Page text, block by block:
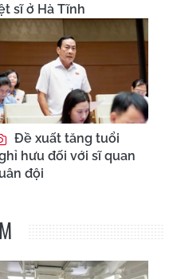
sĩ ở Hà Tĩnh
Đề xuất tăng tuổi
hưu đối với sĩ quan
đội